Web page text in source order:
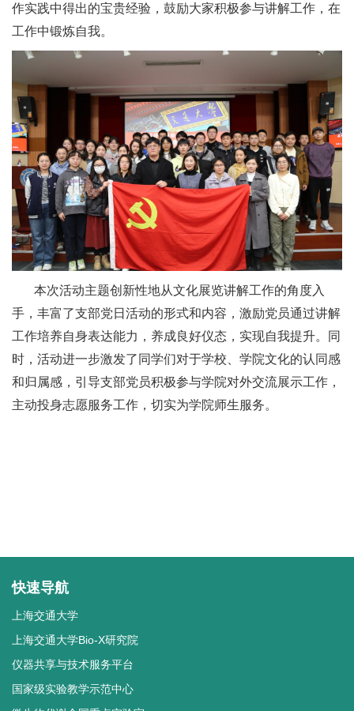
作实践中得出的宝贵经验，鼓励大家积极参与讲解工作，在
工作中锻炼自我。
本次活动主题创新性地从文化展览讲解工作的角度入
手，丰富了支部党日活动的形式和内容，激励党员通过讲解
工作培养自身表达能力，养成良好仪态，实现自我提升。同
时，活动进一步激发了同学们对于学校、学院文化的认同感
和归属感，引导支部党员积极参与学院对外交流展示工作，
主动投身志愿服务工作，切实为学院师生服务。
快速导航
上海交通大学
上海交通大学Bio-X研究院
仪器共享与技术服务平台
国家级实验教学示范中心